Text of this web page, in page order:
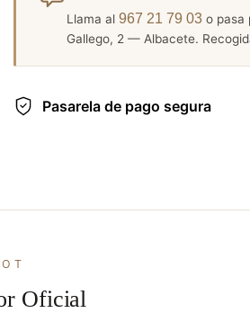
Llama al 967 21 79 03 o pasa
Gallego, 2 — Albacete.
Pasarela de pago segura
Oficial